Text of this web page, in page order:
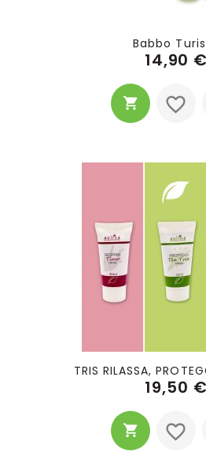
Babbo
14,90 €
TRIS RILASSA,
19,50 €